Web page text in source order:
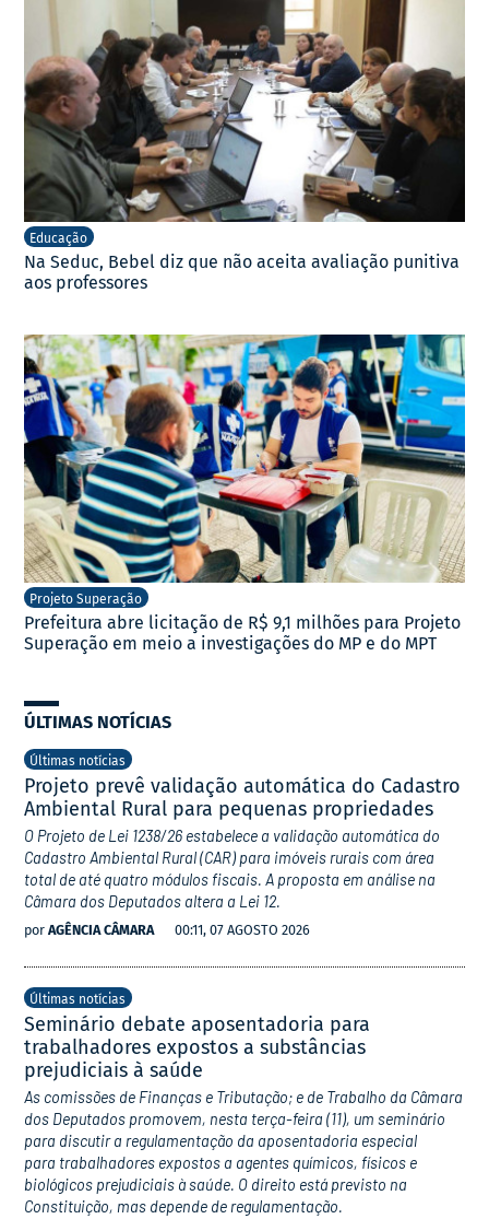
Educação
Na Seduc, Bebel diz que não aceita avaliação punitiva
aos professores
Projeto Superação
Prefeitura abre licitação de R$ 9,1 milhões para Projeto
Superação em meio a investigações do MP e do MPT
ÚLTIMAS NOTÍCIAS
Últimas notícias
Projeto prevê validação automática do Cadastro
Ambiental Rural para pequenas propriedades
O Projeto de Lei 1238/26 estabelece a validação automática do
Cadastro Ambiental Rural (CAR) para imóveis rurais com área
total de até quatro módulos fiscais. A proposta em análise na
Câmara dos Deputados altera a Lei 12.
por AGÊNCIA CÂMARA 00:11, 07 AGOSTO 2026
Últimas notícias
Seminário debate aposentadoria para
trabalhadores expostos a substâncias
prejudiciais à saúde
As comissões de Finanças e Tributação; e de Trabalho da Câmara
dos Deputados promovem, nesta terça-feira (11), um seminário
para discutir a regulamentação da aposentadoria especial
para trabalhadores expostos a agentes químicos, físicos e
biológicos prejudiciais à saúde. O direito está previsto na
Constituição, mas depende de regulamentação.